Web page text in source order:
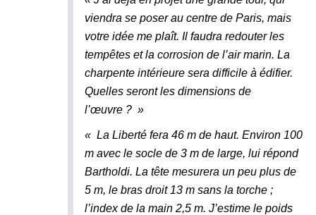
viendra se poser au centre de Paris, mais
votre idée me plaît. Il faudra redouter les
tempêtes et la corrosion de l’air marin. La
charpente intérieure sera difficile à édifier.
Quelles seront les dimensions de
l’œuvre ? »
« La Liberté fera 46 m de haut. Environ 100
m avec le socle de 3 m de large, lui répond
Bartholdi. La tête mesurera un peu plus de
5 m, le bras droit 13 m sans la torche ;
l’index de la main 2,5 m. J’estime le poids